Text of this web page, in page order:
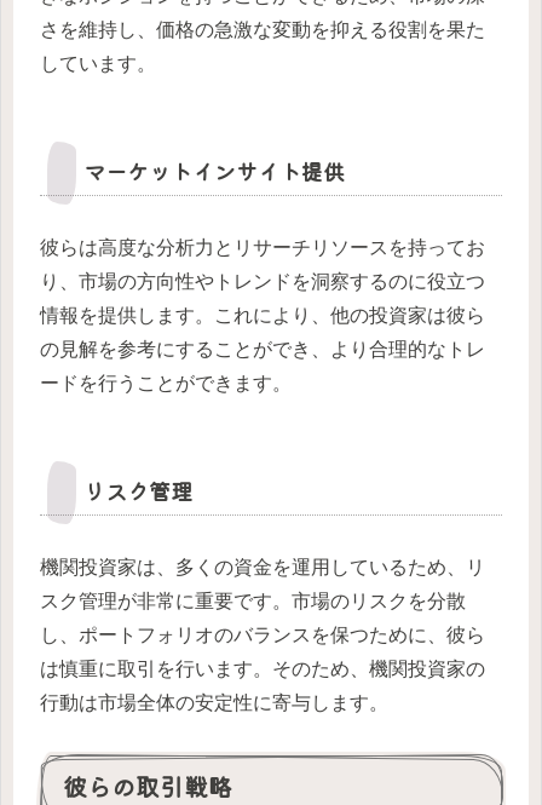
さを維持し、価格の急激な変動を抑える役割を果た
しています。
マーケットインサイト提供
彼らは高度な分析力とリサーチリソースを持ってお
り、市場の方向性やトレンドを洞察するのに役立つ
情報を提供します。これにより、他の投資家は彼ら
の見解を参考にすることができ、より合理的なトレ
ードを行うことができます。
リスク管理
機関投資家は、多くの資金を運用しているため、リ
スク管理が非常に重要です。市場のリスクを分散
し、ポートフォリオのバランスを保つために、彼ら
は慎重に取引を行います。そのため、機関投資家の
行動は市場全体の安定性に寄与します。
彼らの取引戦略